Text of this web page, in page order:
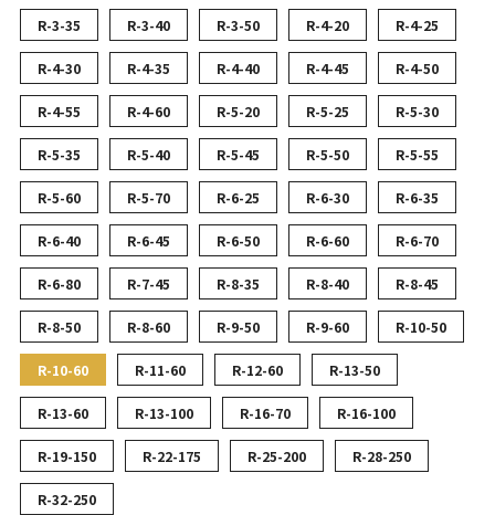
R-3-35 R-3-40 R-3-50 R-4-20 R-4-25
R-4-30 R-4-35 R-4-40 R-4-45 R-4-50
R-4-55 R-4-60 R-5-20 R-5-25 R-5-30
R-5-35 R-5-40 R-5-45 R-5-50 R-5-55
R-5-60 R-5-70 R-6-25 R-6-30 R-6-35
R-6-40 R-6-45 R-6-50 R-6-60 R-6-70
R-6-80 R-7-45 R-8-35 R-8-40 R-8-45
R-8-50 R-8-60 R-9-50 R-9-60 R-10-50
R-10-60 R-11-60 R-12-60 R-13-50
R-13-60 R-13-100 R-16-70 R-16-100
R-19-150 R-22-175 R-25-200 R-28-250
R-32-250